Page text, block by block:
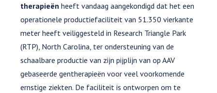
therapieënheeft vandaag aangekondigd dat het een
operationele productiefaciliteit van 51.350 vierkante
meter heeft veiliggesteld in Research Triangle Park
(RTP), North Carolina, ter ondersteuning van de
schaalbare productie van zijn pijplijn van op AAV
gebaseerde gentherapieën voor veel voorkomende
ernstige ziekten. De faciliteit is ontworpen om te